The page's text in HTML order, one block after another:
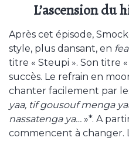
L’ascension du
Après cet épisode,
style, plus dansant, en
titre « Steupi ». Son titre
succès. Le refrain en
chanter facilement par
yaa, tif gousouf menga
nassatenga ya… »*. A
commencent à changer.